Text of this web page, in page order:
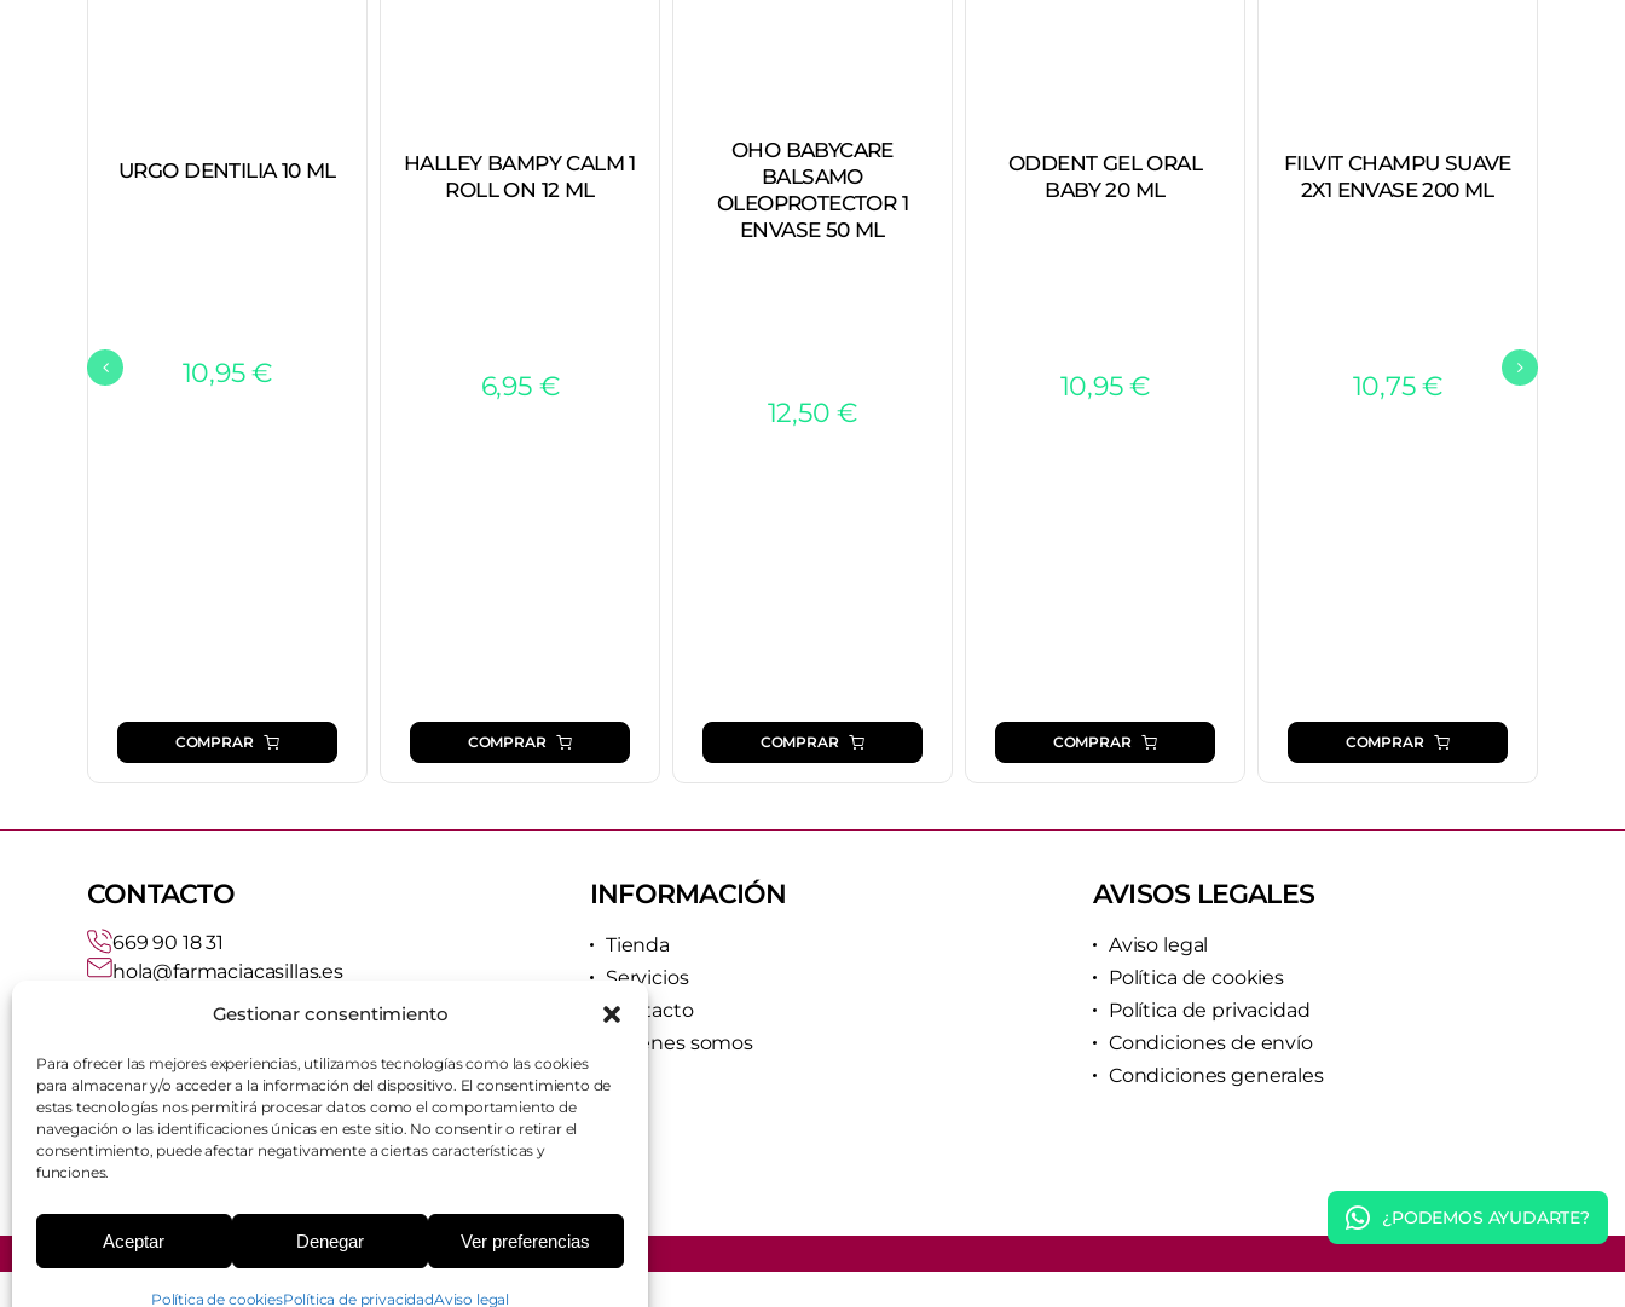
Gestionar consentimiento
Para ofrecer las mejores experiencias, utilizamos tecnologías como las cookies
para almacenar y/o acceder a la información del dispositivo. El consentimiento de
estas tecnologías nos permitirá procesar datos como el comportamiento de
navegación o las identificaciones únicas en este sitio. No consentir o retirar el
consentimiento, puede afectar negativamente a ciertas características y
funciones.
Aceptar Denegar Ver preferencias
Política de cookiesPolítica de privacidadAviso legal
URGO DENTILIA 10 ML
10,95€
COMPRAR
HALLEY BAMPY CALM 1
ROLL ON 12 ML
6,95 €
COMPRAR
OHO BABYCARE
BALSAMO
OLEOPROTECTOR 1
ENVASE 50 ML
12,50€
COMPRAR
ODDENT GEL ORAL
BABY 20 ML
10,95€
COMPRAR
FILVIT CHAMPU SUAVE
2X1 ENVASE 200 ML
10,75€
COMPRAR
CONTACTO
669 90 18 31
hola@farmaciacasillas.es
Lunes - Viernes
09:30 - 20:00
Domingo
Consultar
INFORMACIÓN
Tienda
Servicios
Contacto
Quiénes somos
AVISOS LEGALES
Aviso legal
Política de cookies
Política de privacidad
Condiciones de envío
Condiciones generales
Copyright 2026 - Farmacia Casillas - Todos los derechos reservados.
¿PODEMOS AYUDARTE?